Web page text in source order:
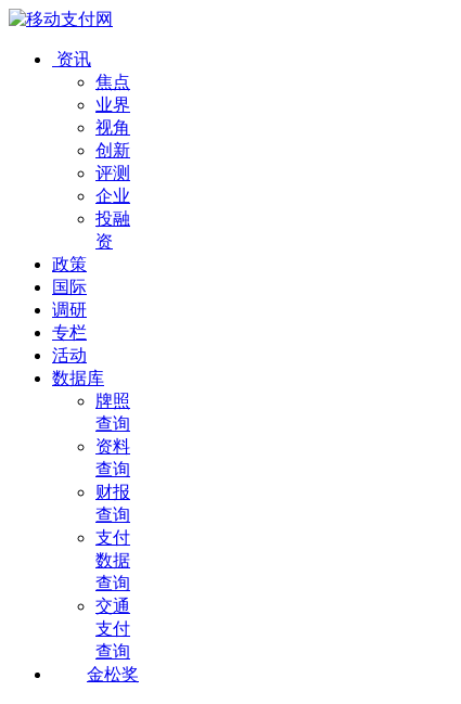
资讯
焦点
业界
视角
创新
评测
企业
投融
资
政策
国际
调研
专栏
活动
数据库
牌照
查询
资料
查询
财报
查询
支付
数据
查询
交通
支付
查询
金松奖